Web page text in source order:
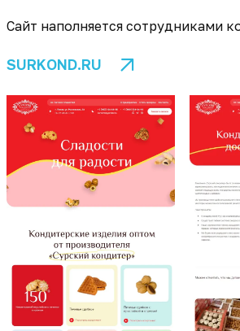
Сайт наполняется сотрудниками
SURKOND.RU